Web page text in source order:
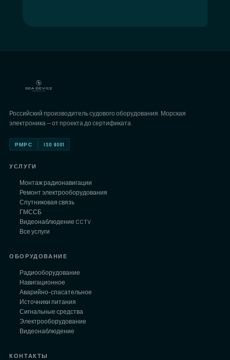
Российский производитель судового оборудования. Морская
электроника — от проекта до сертификата.
РМРС ISO 9001
УСЛУГИ
Монтаж радионавигации
Ремонт электрооборудования
Спутниковая связь
ГМССБ
Видеонаблюдение CCTV
Все услуги
ОБОРУДОВАНИЕ
Радиооборудование
Навигационное
Аварийно-спасательное
Источники питания
Сигнальные средства
Электрооборудование
Видеонаблюдение
КОНТАКТЫ